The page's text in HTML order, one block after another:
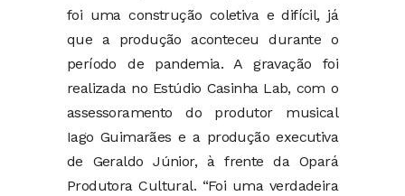
foi uma construção coletiva e difícil, já
que a produção aconteceu durante o
período de pandemia. A gravação foi
realizada no Estúdio Casinha Lab, com o
assessoramento do produtor musical
Iago Guimarães e a produção executiva
de Geraldo Júnior, à frente da Opará
Produtora Cultural. “Foi uma verdadeira